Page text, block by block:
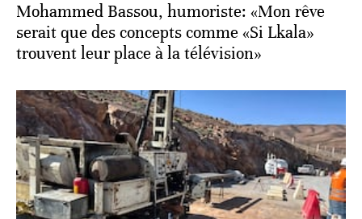
Mohammed Bassou, humoriste: «Mon rêve
serait que des concepts comme «Si Lkala»
trouvent leur place à la télévision»